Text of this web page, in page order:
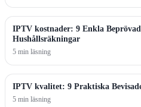
IPTV kostnader: 9 Enkla
Hushållsräkningar
5 min läsning
IPTV kvalitet: 9 Praktiska
5 min läsning